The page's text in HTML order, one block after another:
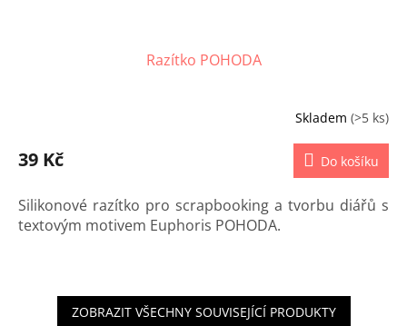
Razítko POHODA
Skladem (>5 ks)
39 Kč Do košíku
Silikonové razítko pro scrapbooking a tvorbu diářů s
textovým motivem Euphoris POHODA.
ZOBRAZIT VŠECHNY SOUVISEJÍCÍ PRODUKTY